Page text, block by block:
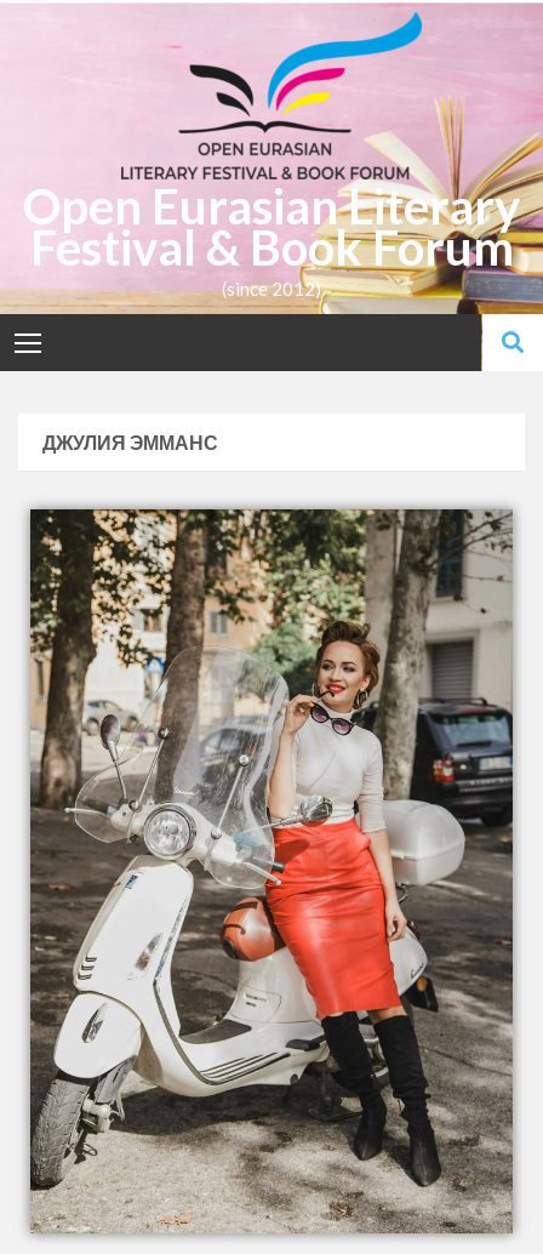
Open Eurasian Literary
Festival & Book Forum
(since 2012)
ДЖУЛИЯ ЭММАНС